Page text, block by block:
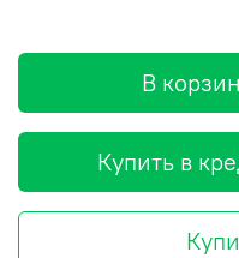
В
Купить в